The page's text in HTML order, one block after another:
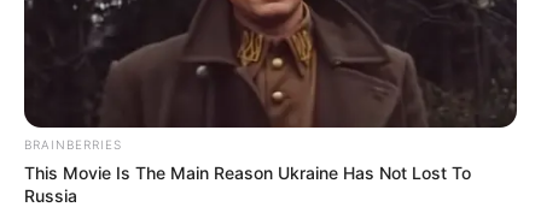
BRAINBERRIES
This Movie Is The Main Reason Ukraine Has Not Lost To
Russia